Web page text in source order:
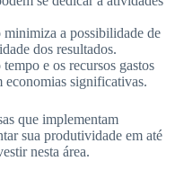
minimiza a possibilidade de
dos resultados.
e os recursos gastos
economias significativas.
que implementam
sua produtividade em até
nesta área.